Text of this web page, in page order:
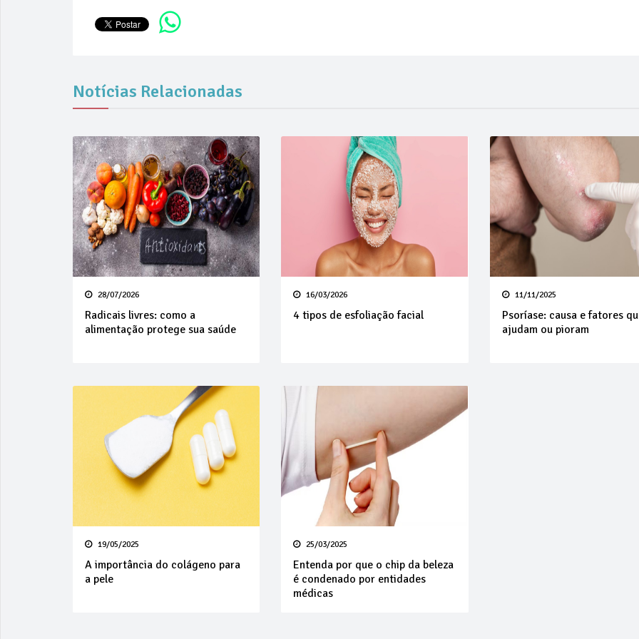
Notícias Relacionadas
28/07/2026
Radicais livres: como a
alimentação protege sua saúde
16/03/2026
4 tipos de esfoliação facial
11/11/2025
Psoríase: causa e fatores
ajudam ou pioram
19/05/2025
A importância do colágeno para
a pele
25/03/2025
Entenda por que o chip da beleza
é condenado por entidades
médicas